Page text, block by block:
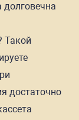
Такой
достаточно